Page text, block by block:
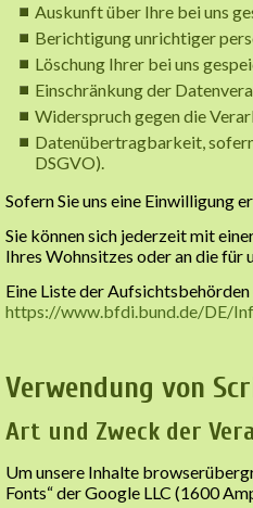
Auskunft über Ihre bei uns
Berichtigung unrichtiger
Löschung Ihrer bei uns
Einschränkung der
Widerspruch gegen die
Datenübertragbarkeit,
DSGVO).
Sofern Sie uns eine Einwilligung
Sie können sich jederzeit mit
Ihres Wohnsitzes oder an die für
Eine Liste der
https://www.bfdi.bund.de/DE/
Verwendung von
Art und Zweck der
Um unsere Inhalte
Fonts“ der Google LLC (1600